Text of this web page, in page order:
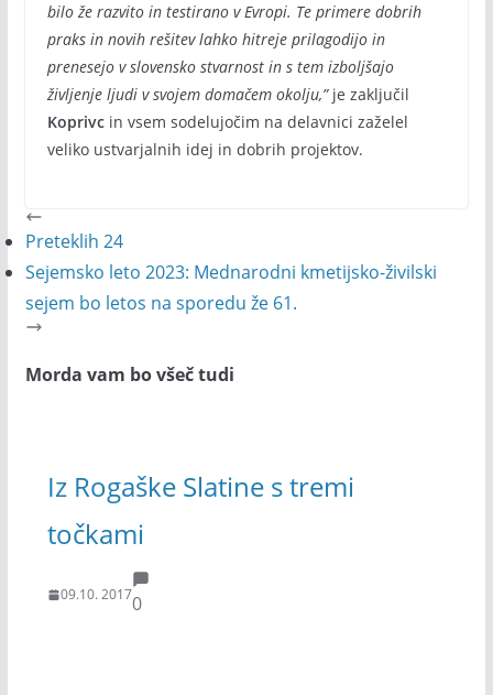
bilo že razvito in testirano v Evropi. Te primere dobrih
praks in novih rešitev lahko hitreje prilagodijo in
prenesejo v slovensko stvarnost in s tem izboljšajo
življenje ljudi v svojem domačem okolju,”je zaključil
Koprivcin vsem sodelujočim na delavnici zaželel
veliko ustvarjalnih idej in dobrih projektov.
Preteklih 24
Sejemsko leto 2023: Mednarodni kmetijsko-živilski
sejem bo letos na sporedu že 61.
Morda vam bo všeč tudi
Iz Rogaške Slatine s tremi
točkami
09.10. 20170